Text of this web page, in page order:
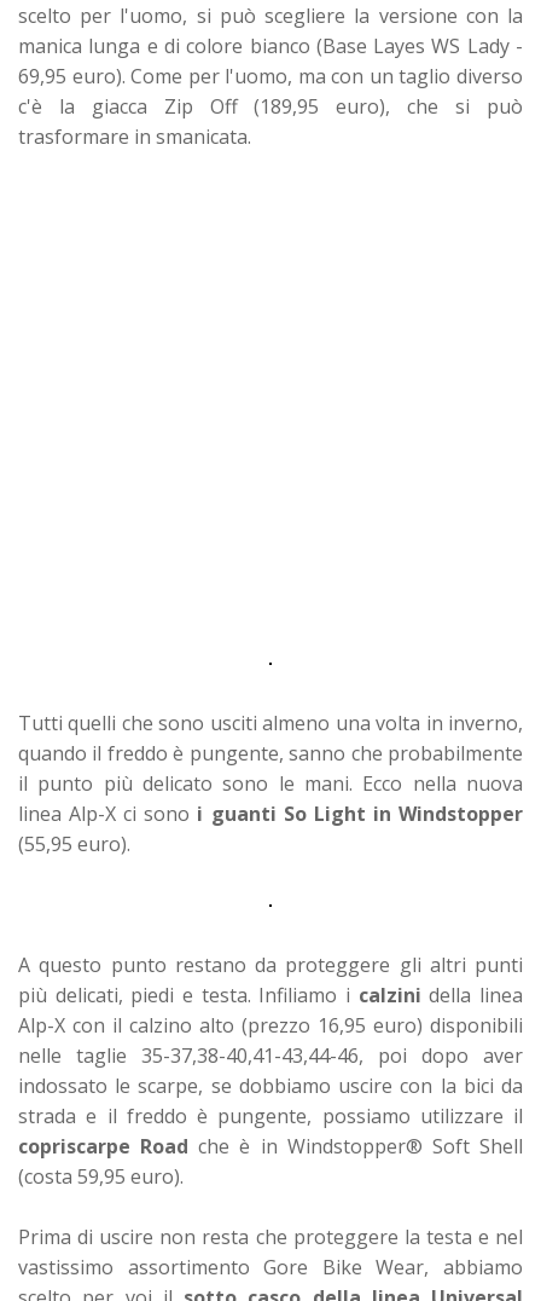
scelto per l'uomo, si può scegliere la versione con la
manica lunga e di colore bianco (Base Layes WS Lady -
69,95 euro). Come per l'uomo, ma con un taglio diverso
c'è la giacca Zip Off (189,95 euro), che si può
trasformare in smanicata.
Tutti quelli che sono usciti almeno una volta in inverno,
quando il freddo è pungente, sanno che probabilmente
il punto più delicato sono le mani. Ecco nella nuova
linea Alp-X ci sono i guanti So Light in Windstopper
(55,95 euro).
A questo punto restano da proteggere gli altri punti
più delicati, piedi e testa. Infiliamo i calzini della linea
Alp-X con il calzino alto (prezzo 16,95 euro) disponibili
nelle taglie 35-37,38-40,41-43,44-46, poi dopo aver
indossato le scarpe, se dobbiamo uscire con la bici da
strada e il freddo è pungente, possiamo utilizzare il
copriscarpe Road che è in Windstopper® Soft Shell
(costa 59,95 euro).
Prima di uscire non resta che proteggere la testa e nel
vastissimo assortimento Gore Bike Wear, abbiamo